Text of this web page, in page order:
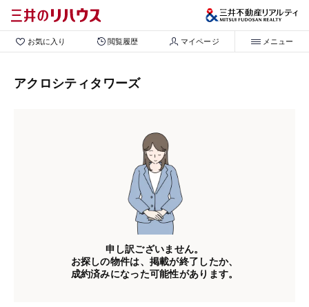
お気に入り 閲覧履歴 マイページ メニュー
アクロシティタワーズ
申し訳ございません。
お探しの物件は、掲載が終了したか、
成約済みになった可能性があります。